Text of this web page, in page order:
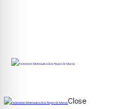
Close